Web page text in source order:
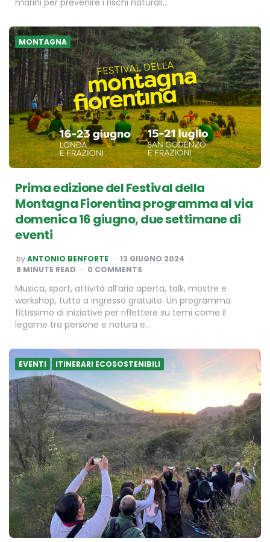
marini per prevenire i rischi naturali…
MONTAGNA
Prima edizione del Festival della
Montagna Fiorentina programma al via
domenica 16 giugno, due settimane di
eventi
POSTED
BY
byANTONIO BENFORTE
13 GIUGNO 2024
8 MINUTE READ 0 COMMENTS
Musica, sport, attività all’aria aperta, talk, mostre e
workshop, tutto a ingresso gratuito. Un programma
fittissimo di iniziative per riflettere su temi come il
legame tra persone e natura e…
EVENTI ITINERARI ECOSOSTENIBILI